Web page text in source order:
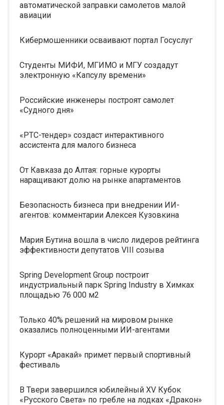
автоматической заправки самолетов малой
авиации
Кибермошенники осваивают портал Госуслуг
Студенты МИФИ, МГИМО и МГУ создадут
электронную «Капсулу времени»
Российские инженеры построят самолет
«Судного дня»
«РТС-тендер» создаст интерактивного
ассистента для малого бизнеса
От Кавказа до Алтая: горные курорты
наращивают долю на рынке апартаментов
Безопасность бизнеса при внедрении ИИ-
агентов: комментарии Алексея Кузовкина
Мария Бутина вошла в число лидеров рейтинга
эффективности депутатов VIII созыва
Spring Development Group построит
индустриальный парк Spring Industry в Химках
площадью 76 000 м2
Только 40% решений на мировом рынке
оказались полноценными ИИ-агентами
Курорт «Аракай» примет первый спортивный
фестиваль
В Твери завершился юбилейный XV Кубок
«Русского Света» по гребле на лодках «Дракон»